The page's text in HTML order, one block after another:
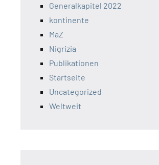
Generalkapitel 2022
kontinente
MaZ
Nigrizia
Publikationen
Startseite
Uncategorized
Weltweit